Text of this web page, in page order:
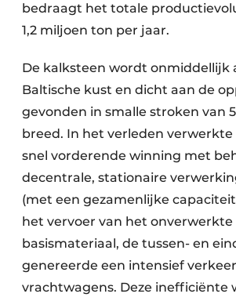
bedraagt het totale
1,2 miljoen ton per jaar.
De kalksteen wordt onmiddellijk
Baltische kust en dicht aan de
gevonden in smalle stroken van
breed. In het verleden
snel vorderende winning met
decentrale, stationaire
(met een gezamenlijke
het vervoer van het onverwerkte
basismateriaal, de tussen- en
genereerde een intensief
vrachtwagens. Deze inefficiënte